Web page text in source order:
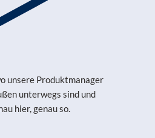
unsere Produktmanager
unterwegs sind und
hier, genau so.